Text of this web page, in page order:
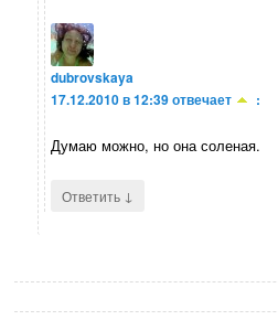
dubrovskaya
17.12.2010 в 12:39отвечает :
Думаю можно, но она соленая.
Ответить ↓